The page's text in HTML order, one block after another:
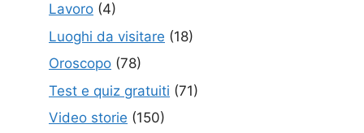
Lavoro (4)
Luoghi da visitare (18)
Oroscopo (78)
Test e quiz gratuiti (71)
Video storie (150)